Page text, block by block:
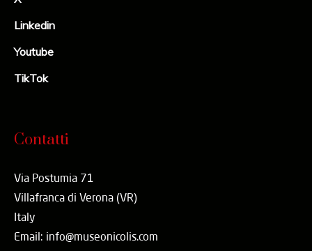
Linkedin
Youtube
TikTok
Contatti
Via Postumia 71
Villafranca di Verona (VR)
Italy
Email: info@museonicolis.com